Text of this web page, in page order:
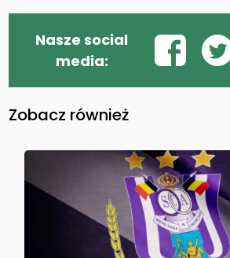
Nasze social
media:
Zobacz również